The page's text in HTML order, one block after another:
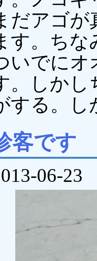
だアゴ
す。ち
いでにオ
。しかし
する。し
客です
06-23